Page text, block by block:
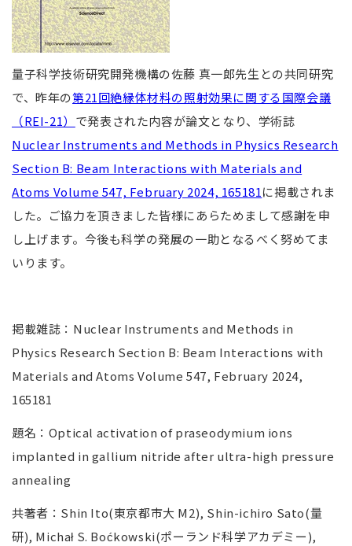
量子科学技術研究開発機構の佐藤 真一郎先生との共同研究
で、昨年の第21回絶縁体材料の照射効果に関する国際会議
（REI-21） で発表された内容が論文となり、学術誌
Nuclear Instruments and Methods in Physics Research
Section B: Beam Interactions with Materials and
Atoms Volume 547, February 2024, 165181に掲載されま
した。ご協力を頂きました皆様にあらためまして感謝を申
し上げます。今後も科学の発展の一助となるべく努めてま
いります。
掲載雑誌： Nuclear Instruments and Methods in
Physics Research Section B: Beam Interactions with
Materials and Atoms Volume 547, February 2024,
165181
題名： Optical activation of praseodymium ions
implanted in gallium nitride after ultra-high pressure
annealing
共著者： Shin Ito(東京都市大 M2), Shin-ichiro Sato(量
研), Michał S. Boćkowski(ポーランド科学アカデミー),